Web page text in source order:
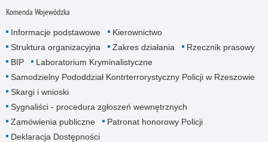
Komenda Wojewódzka
Informacje podstawowe
Kierownictwo
Struktura organizacyjna
Zakres działania
Rzecznik prasowy
BIP
Laboratorium Kryminalistyczne
Samodzielny Pododdział Kontrterrorystyczny Policji w Rzeszowie
Skargi i wnioski
Sygnaliści - procedura zgłoszeń wewnętrznych
Zamówienia publiczne
Patronat honorowy Policji
Deklaracja Dostępności